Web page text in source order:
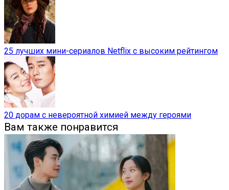
25 лучших мини-сериалов Netflix с высоким рейтингом
20 дорам с невероятной химией между героями
Вам также понравится